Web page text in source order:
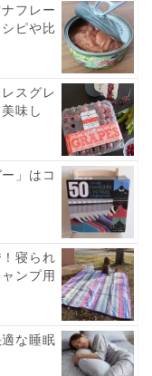
フレー
ピや比
スグレ
味し
」はコ
寝られ
ンプ用
適な睡眠